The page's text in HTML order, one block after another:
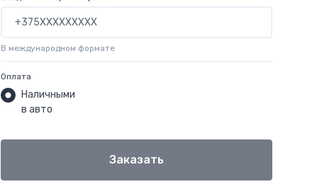
В международном формате
Оплата
Наличными
в авто
Заказать